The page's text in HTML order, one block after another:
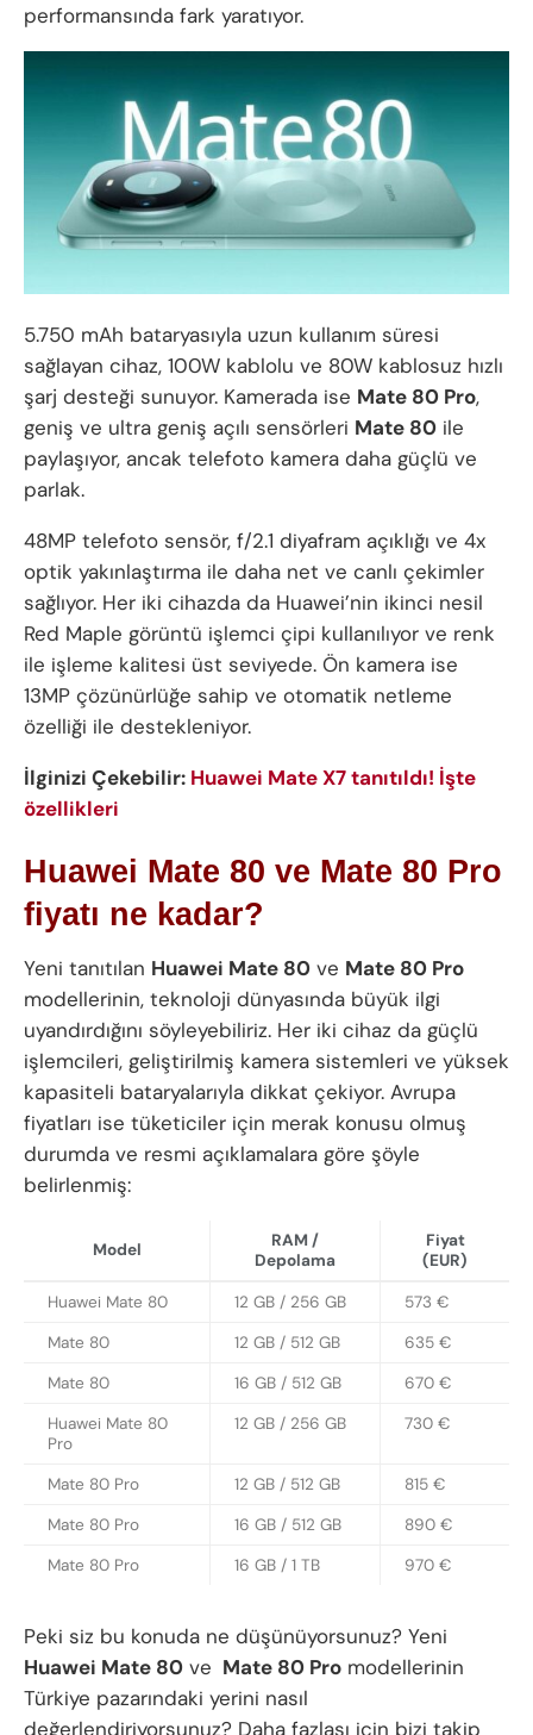
performansında fark yaratıyor.
5.750 mAh bataryasıyla uzun kullanım süresi
sağlayan cihaz, 100W kablolu ve 80W kablosuz hızlı
şarj desteği sunuyor. Kamerada ise Mate 80 Pro,
geniş ve ultra geniş açılı sensörleri Mate 80 ile
paylaşıyor, ancak telefoto kamera daha güçlü ve
parlak.
48MP telefoto sensör, f/2.1 diyafram açıklığı ve 4x
optik yakınlaştırma ile daha net ve canlı çekimler
sağlıyor. Her iki cihazda da Huawei’nin ikinci nesil
Red Maple görüntü işlemci çipi kullanılıyor ve renk
ile işleme kalitesi üst seviyede. Ön kamera ise
13MP çözünürlüğe sahip ve otomatik netleme
özelliği ile destekleniyor.
İlginizi Çekebilir: Huawei Mate X7 tanıtıldı! İşte
özellikleri
Huawei Mate 80 ve Mate 80 Pro
fiyatı ne kadar?
Yeni tanıtılan Huawei Mate 80 ve Mate 80 Pro
modellerinin, teknoloji dünyasında büyük ilgi
uyandırdığını söyleyebiliriz. Her iki cihaz da güçlü
işlemcileri, geliştirilmiş kamera sistemleri ve yüksek
kapasiteli bataryalarıyla dikkat çekiyor. Avrupa
fiyatları ise tüketiciler için merak konusu olmuş
durumda ve resmi açıklamalara göre şöyle
belirlenmiş:
Model
RAM /
Depolama
Fiyat
(EUR)
Huawei Mate 80 12 GB / 256 GB
573 €
Mate 80
12 GB / 512 GB
635 €
Mate 80
16 GB / 512 GB
670 €
Huawei Mate 80
Pro
12 GB / 256 GB 730 €
Mate 80 Pro 12 GB / 512 GB
815 €
Mate 80 Pro
16 GB / 512 GB
890 €
Mate 80 Pro
16 GB / 1 TB 970 €
Peki siz bu konuda ne düşünüyorsunuz? Yeni
Huawei Mate 80 ve Mate 80 Pro modellerinin
Türkiye pazarındaki yerini nasıl
değerlendiriyorsunuz? Daha fazlası için bizi takip